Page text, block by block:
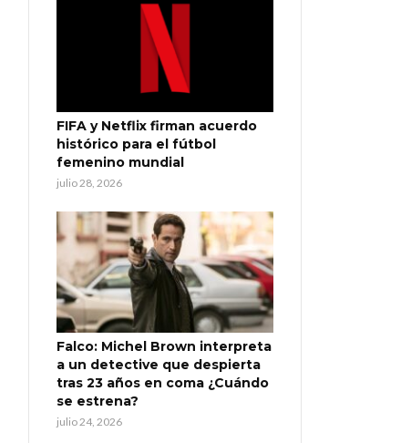
FIFA y Netflix firman acuerdo
histórico para el fútbol
femenino mundial
julio 28, 2026
Falco: Michel Brown interpreta
a un detective que despierta
tras 23 años en coma ¿Cuándo
se estrena?
julio 24, 2026